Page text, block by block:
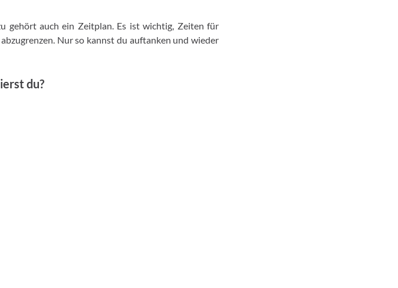
gehört auch ein Zeitplan. Es ist wichtig, Zeiten für
Nur so kannst du auftanken und wieder
du?